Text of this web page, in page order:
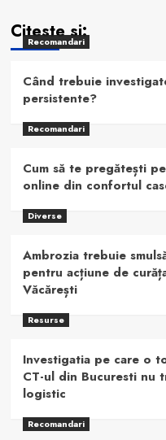
Citeste si:
Recomandari
Când trebuie
persistente?
Recomandari
Cum să te pregătești
online din confortul
Diverse
Ambrozia trebuie
pentru acțiune de
Văcărești
Resurse
Investigatia pe care o
CT-ul din Bucuresti nu
logistic
Recomandari